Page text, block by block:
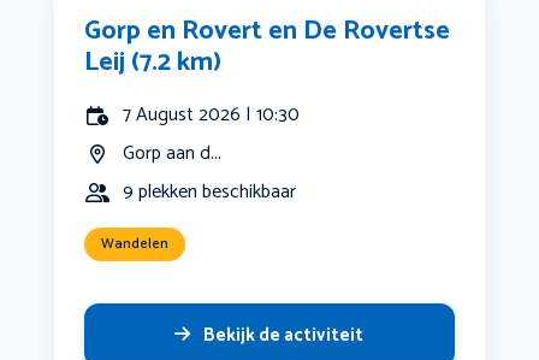
Gorp en Rovert en De Rovertse
Leij (7.2 km)
7 August 2026 | 10:30
Gorp aan d...
9 plekken beschikbaar
Wandelen
Bekijk de activiteit